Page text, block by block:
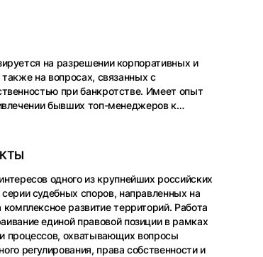
на разрешении корпоративных и
на вопросах, связанных с
при банкротстве. Имеет опыт
бывших топ-менеджеров к
одного из крупнейших российских
судебных споров, направленных на
развитие территорий. Работа
единой правовой позиции в рамках
процессов, охватывающих вопросы
регулирования, права собственности и